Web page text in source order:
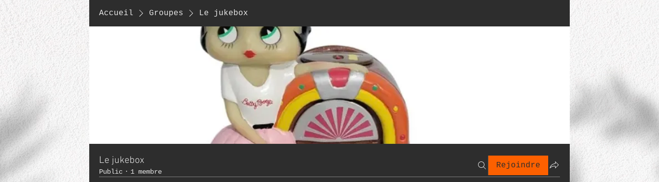
Accueil Groupes Le jukebox
Le jukebox
Public · 1 membre
Rejoindre